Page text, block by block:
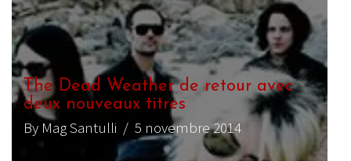
The Dead Weather de retour avec
deux nouveaux titres
By Mag Santulli / 5 novembre 2014